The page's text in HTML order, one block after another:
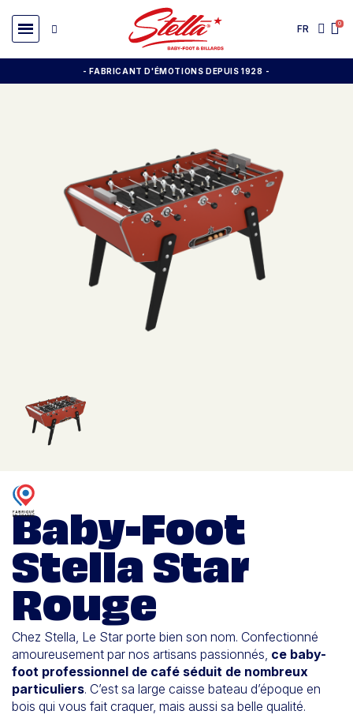
FR
- FABRICANT D'ÉMOTIONS DEPUIS 1928 -
Baby-Foot
Stella Star
Rouge
Chez Stella, Le Star porte bien son nom. Confectionné
amoureusement par nos artisans passionnés, ce baby-
foot professionnel de café séduit de nombreux
particuliers. C’est sa large caisse bateau d’époque en
bois qui vous fait craquer, mais aussi sa belle qualité.